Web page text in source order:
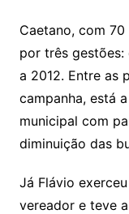
Caetano, com
por três gestões:
a 2012. Entre as
campanha, está
municipal com
diminuição das
Já Flávio
vereador e teve